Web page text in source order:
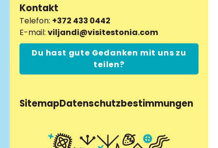
Kontakt
Telefon: +372 433 0442
E-mail: viljandi@visitestonia.com
Du hast gute Gedanken mit uns zu
teilen?
SitemapDatenschutzbestimmungen